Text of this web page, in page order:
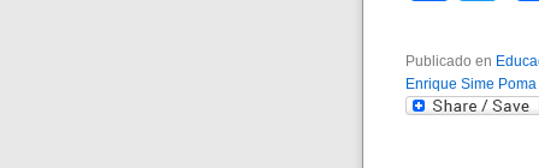
c
e
tt
er
Publicado en
Enrique Sime Poma